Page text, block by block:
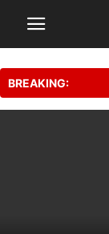
BREAKING: